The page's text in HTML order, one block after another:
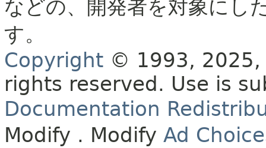
などの、開発者を対象にし
す。
Copyright © 1993,
rights reserved. Use is
Documentation
Modify . Modify Ad